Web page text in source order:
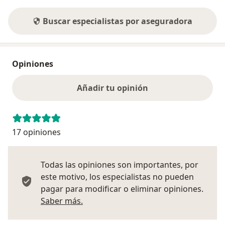
Buscar especialistas por aseguradora
Opiniones
Añadir tu opinión
17 opiniones
Todas las opiniones son importantes, por
este motivo, los especialistas no pueden
pagar para modificar o eliminar opiniones.
Saber más.